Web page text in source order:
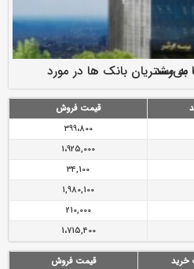
ایران از اقدامات مدیرعامل بیمه
مشتریان بانک ها در مورد
قیمت فروش
399،800
1،925,000
34,100
1,980,100
210,000
1،715,400
خرید
قیمت فروش